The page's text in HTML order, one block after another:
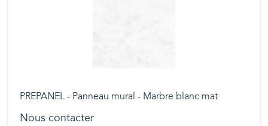
PREPANEL - Panneau mural - Marbre blanc mat
Nous contacter